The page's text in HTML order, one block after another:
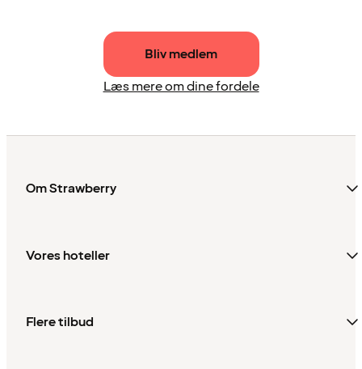
Bliv medlem
Læs mere om dine fordele
Om Strawberry
Vores hoteller
Flere tilbud